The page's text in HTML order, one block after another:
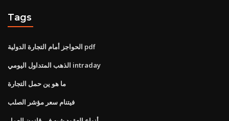
Tags
الحواجز أمام التجارة الدولية pdf
الذهب المتداول اليومي intraday
ما هو ين حمل التجارة
فيتنام سعر مؤشر الصلب